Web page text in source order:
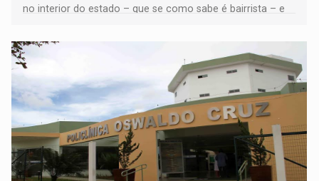
no interior do estado – que se como sabe é bairrista – e
garantir